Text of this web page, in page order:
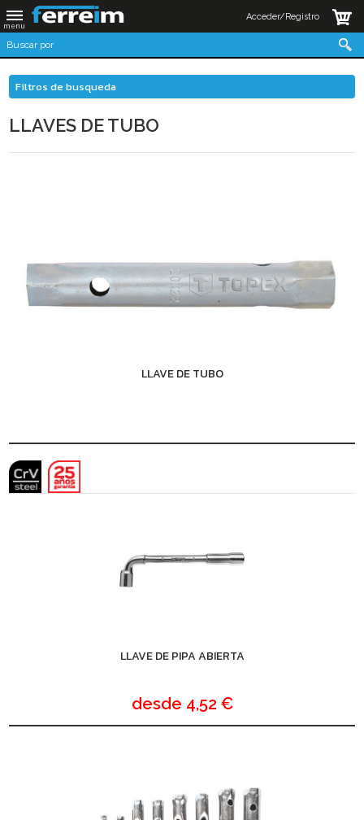
Acceder/Registro
Filtros de busqueda
LLAVES DE TUBO
LLAVE DE TUBO
LLAVE DE PIPA ABIERTA
desde 4,52 €